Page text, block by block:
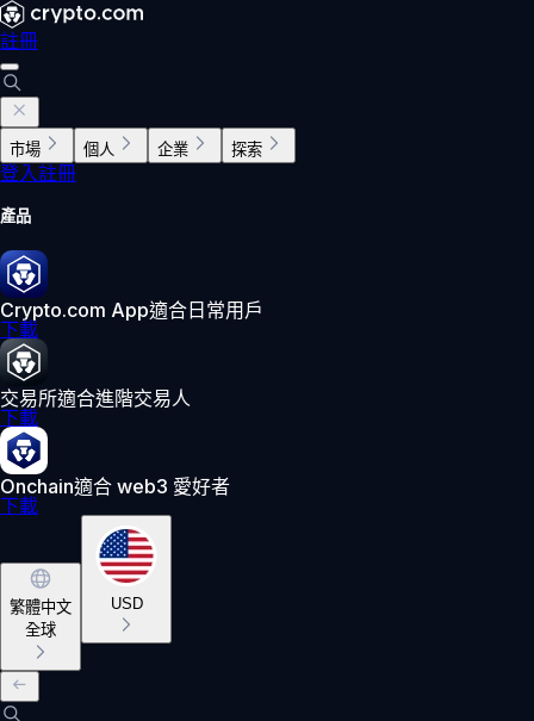
註冊
市場 個人 企業 探索
登入註冊
產品
Crypto.com App適合日常用戶
下載
交易所適合進階交易人
下載
Onchain適合 web3 愛好者
下載
繁體中文
全球
USD